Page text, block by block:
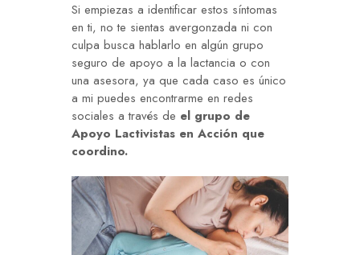
Si empiezas a identificar estos síntomas
en ti, no te sientas avergonzada ni con
culpa busca hablarlo en algún grupo
seguro de apoyo a la lactancia o con
una asesora, ya que cada caso es único
a mi puedes encontrarme en redes
sociales a través de el grupo de
Apoyo Lactivistas en Acción que
coordino.